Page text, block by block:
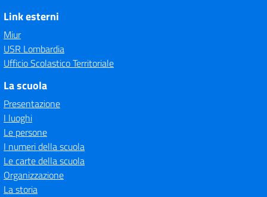
Link esterni
Miur
USR Lombardia
Ufficio Scolastico Territoriale
La scuola
Presentazione
I luoghi
Le persone
I numeri della scuola
Le carte della scuola
Organizzazione
La storia